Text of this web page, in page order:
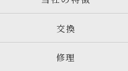
交換
修理